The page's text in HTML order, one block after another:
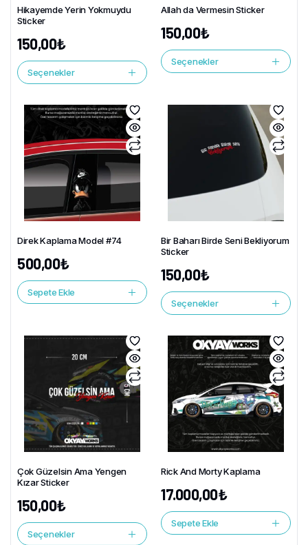
Hikayemde Yerin Yokmuydu
Sticker
150,00₺
Seçenekler
Allah da Vermesin Sticker
150,00₺
Seçenekler
Direk Kaplama Model #74
500,00₺
Sepete Ekle
Bir Baharı Birde Seni Bekliyorum
Sticker
150,00₺
Seçenekler
Çok Güzelsin Ama Yengen
Kızar Sticker
150,00₺
Seçenekler
Rick And Morty Kaplama
17.000,00₺
Sepete Ekle